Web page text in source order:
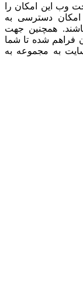
وب این امکان را
دسترسی به
همچنین جهت
فراهم شده تا شما
به مجموعه به